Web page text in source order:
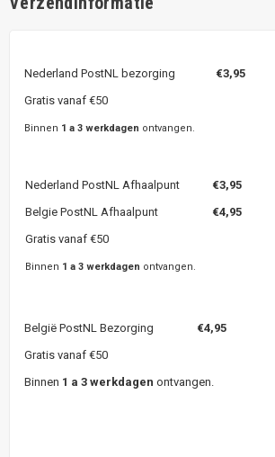
Nederland PostNL bezorging €3,95
Gratis vanaf €50
Binnen 1 a 3 werkdagen ontvangen.
Nederland PostNL Afhaalpunt €3,95
Belgie PostNL Afhaalpunt
€4,95
Gratis vanaf €50
Binnen 1 a 3 werkdagen ontvangen.
België PostNL Bezorging €4,95
Gratis vanaf €50
Binnen 1 a 3 werkdagen ontvangen.